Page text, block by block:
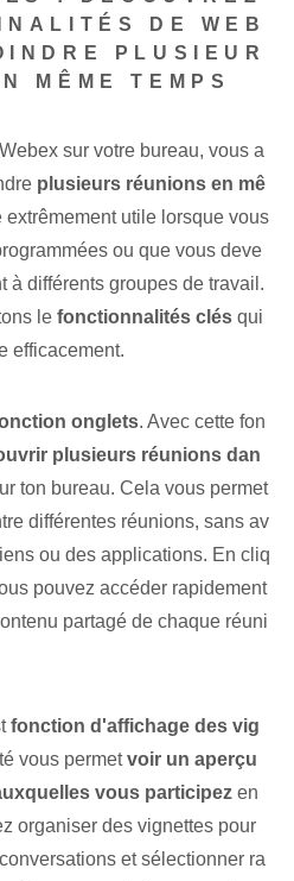
DE WEB
PLUSIEUR
MÊME TEMPS
sur votre bureau, vous a
plusieurs réunions en mê
extrêmement utile lorsque vous
ou que vous deve
à différents groupes de travail.
le fonctionnalités clés qui
efficacement.
onglets. Avec cette fon
plusieurs réunions dan
ton bureau. Cela vous permet
différentes réunions, sans av
ou des applications. En cliq
pouvez accéder rapidement
partagé de chaque réuni
fonction d'affichage des vig
vous permetvoir un aperçu
vous participez en
organiser des vignettes pour
et sélectionner ra